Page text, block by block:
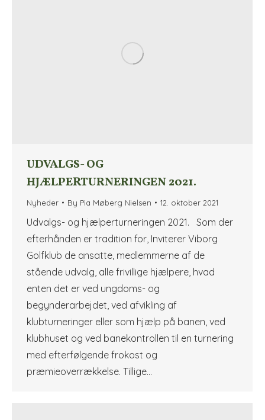
UDVALGS- OG
HJÆLPERTURNERINGEN 2021.
Nyheder By Pia Møberg Nielsen 12. oktober 2021
Udvalgs- og hjælperturneringen 2021. Som der
efterhånden er tradition for, Inviterer Viborg
Golfklub de ansatte, medlemmerne af de
stående udvalg, alle frivillige hjælpere, hvad
enten det er ved ungdoms- og
begynderarbejdet, ved afvikling af
klubturneringer eller som hjælp på banen, ved
klubhuset og ved banekontrollen til en turnering
med efterfølgende frokost og
præmieoverrækkelse. Tillige…